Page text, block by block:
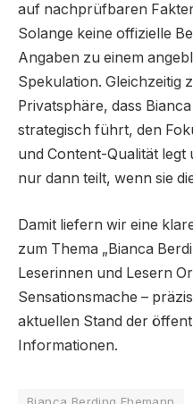
auf nachprüfbaren
Solange keine offizielle
Angaben zu einem
Spekulation. Gleichzeitig
Privatsphäre, dass
strategisch führt, den
und Content-Qualität
nur dann teilt, wenn sie
Damit liefern wir eine
zum Thema „Bianca
Leserinnen und Lesern
Sensationsmache –
aktuellen Stand der
Informationen.
Bianca Berding Ehemann